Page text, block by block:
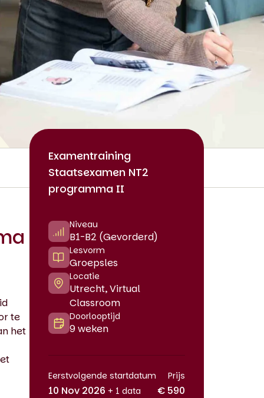
te
het
Examentraining
Staatsexamen NT2
programma II
Niveau
B1-B2 (Gevorderd)
Lesvorm
Groepsles
Locatie
Utrecht, Virtual
Classroom
Doorlooptijd
9 weken
Eerstvolgende startdatum
10 Nov 2026 + 1 data
Prijs
€ 590